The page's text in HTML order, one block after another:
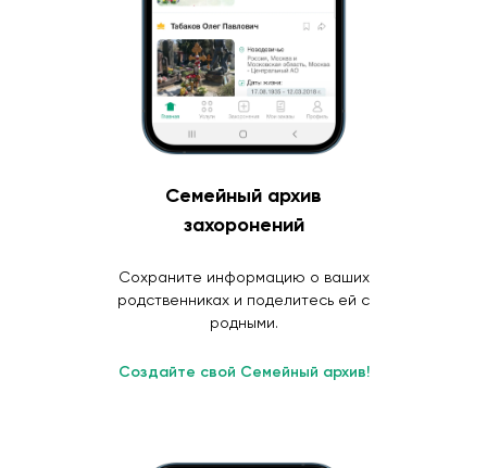
Семейный архив
захоронений
Сохраните информацию о ваших
родственниках и поделитесь ей с
родными.
Создайте свой Семейный архив!